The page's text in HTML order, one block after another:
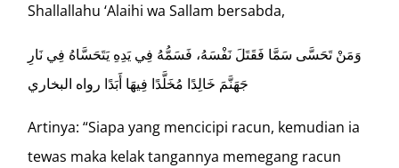
Shallallahu ‘Alaihi wa Sallam bersabda,
وَمَنْ تَحَسَّى سَمَّا فَقَتَلَ نَفْسَهُ، فَسَمُّهُ فِي يَدِهِ يَتَحَسَّاهُ فِي نَارِ
جَهَنَّمَ خَالِدًا مُخَلَّدًا فِيهَا أَبَدًا رواه البخاري
Artinya: “Siapa yang mencicipi racun, kemudian ia
tewas maka kelak tangannya memegang racun